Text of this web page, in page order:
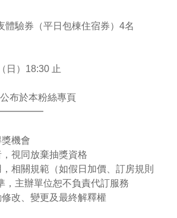
體驗券（平日包棟住宿券）4名
日）18:30 止
布於本粉絲專頁
機會
視同放棄抽獎資格
相關規範（如假日加價、訂房規則
，主辦單位恕不負責代訂服務
改、變更及最終解釋權